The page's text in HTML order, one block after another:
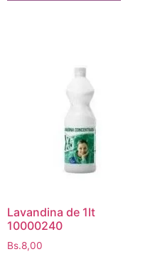
Lavandina de 1lt
10000240
Bs.8,00